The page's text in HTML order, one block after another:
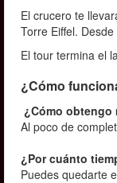
El crucero te
Torre Eiffel.
El tour termina el
¿Cómo
¿Cómo obtengo
Al poco de
¿Por cuánto
Puedes quedarte